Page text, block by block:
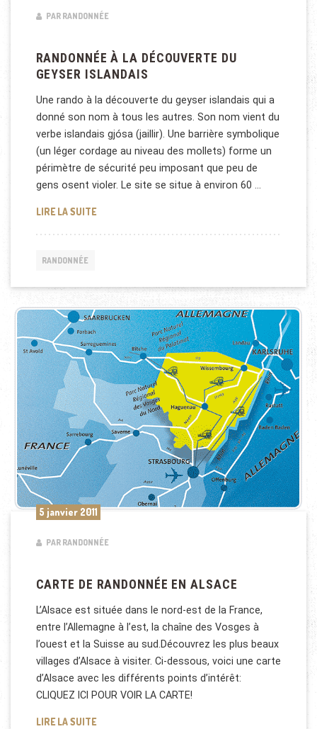
PAR RANDONNÉE
RANDONNÉE À LA DÉCOUVERTE DU
GEYSER ISLANDAIS
Une rando à la découverte du geyser islandais qui a
donné son nom à tous les autres. Son nom vient du
verbe islandais gjósa (jaillir). Une barrière symbolique
(un léger cordage au niveau des mollets) forme un
périmètre de sécurité peu imposant que peu de
gens osent violer. Le site se situe à environ 60 …
LIRE LA SUITERANDONNÉE À LA DÉCOUVERTE DU GEYSER
RANDONNÉE
5 janvier 2011
PAR RANDONNÉE
CARTE DE RANDONNÉE EN ALSACE
L’Alsace est située dans le nord-est de la France,
entre l’Allemagne à l’est, la chaîne des Vosges à
l’ouest et la Suisse au sud.Découvrez les plus beaux
villages d’Alsace à visiter. Ci-dessous, voici une carte
d’Alsace avec les différents points d’intérêt:
CLIQUEZ ICI POUR VOIR LA CARTE!
LIRE LA SUITECARTE DE RANDONNÉE EN ALSACE